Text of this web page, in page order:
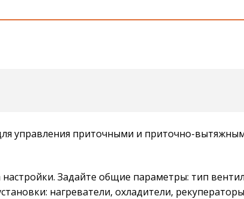
управления приточными и приточно-
Задайте общие параметры: тип
нагреватели, охладители,